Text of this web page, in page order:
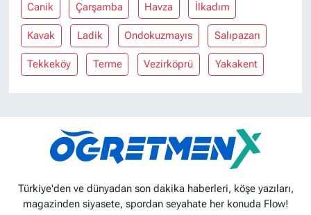
Canik Çarşamba Havza İlkadım
Kavak Ladik Ondokuzmayıs Salıpazarı
Tekkeköy Terme Vezirköprü Yakakent
Türkiye'den ve dünyadan son dakika haberleri, köşe yazıları,
magazinden siyasete, spordan seyahate her konuda Flow!